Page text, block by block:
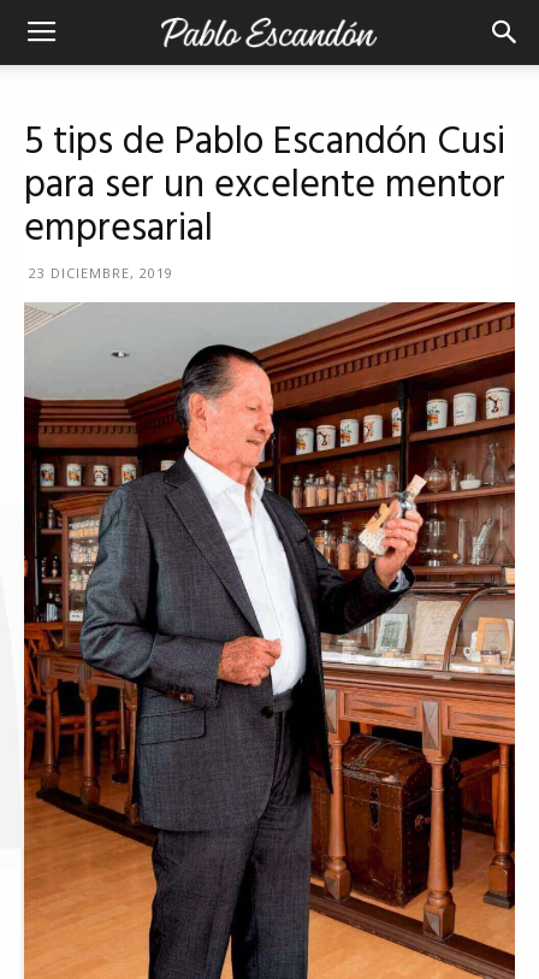
5 tips de Pablo Escandón Cusi
para ser un excelente mentor
empresarial
23 DICIEMBRE, 2019